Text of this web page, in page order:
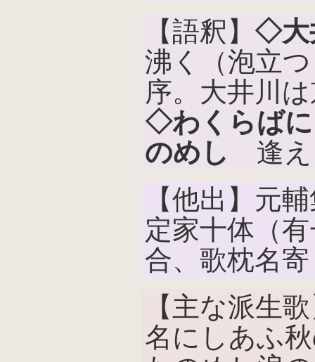
【語釈】 ◇大
沸く（泡立
序。大井川
◇わくらばに
のめし
逢え
【他出】元
定家十体（
合、歌枕名寄
【主な派生
名にしあふ